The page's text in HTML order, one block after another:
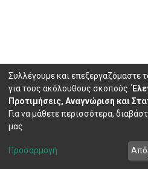
Cookie
Συλλέγουμε και επεξεργαζόμαστε
για τους ακόλουθους σκοπούς:
Προτιμήσεις, Αναγνώριση και
Για να μάθετε περισσότερα,
μας.
Προσαρμογή